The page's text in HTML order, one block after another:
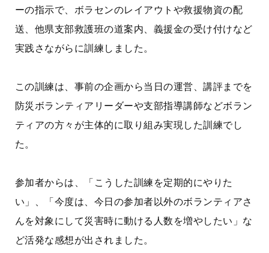
ーの指示で、ボラセンのレイアウトや救援物資の配
送、他県支部救護班の道案内、義援金の受け付けなど
実践さながらに訓練しました。
この訓練は、事前の企画から当日の運営、講評までを
防災ボランティアリーダーや支部指導講師などボラン
ティアの方々が主体的に取り組み実現した訓練でし
た。
参加者からは、「こうした訓練を定期的にやりた
い」、「今度は、今日の参加者以外のボランティアさ
んを対象にして災害時に動ける人数を増やしたい」な
ど活発な感想が出されました。